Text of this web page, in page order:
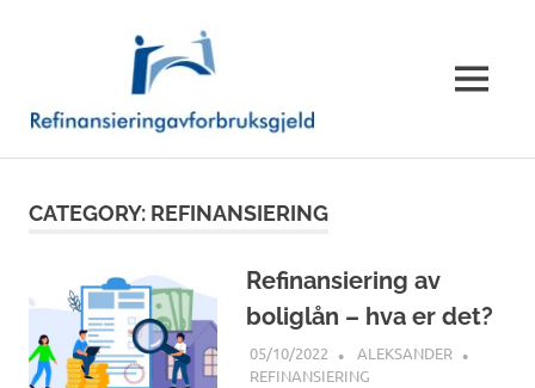
MENU
CATEGORY: REFINANSIERING
Refinansiering av
boliglån – hva er det?
05/10/2022
ALEKSANDER
REFINANSIERING